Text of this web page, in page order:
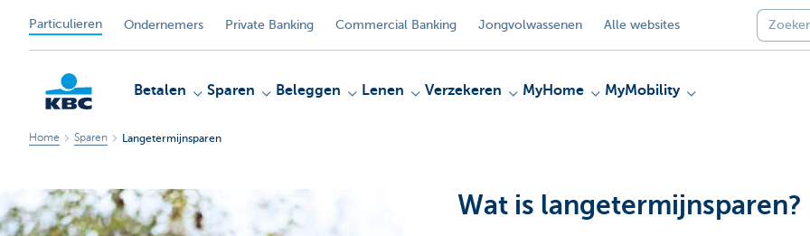
Particulieren Ondernemers Private Banking Commercial Banking Jongvolwassenen Alle websites
KBC
Betalen Sparen Beleggen Lenen Verzekeren MyHome MyMobility
Home Sparen Langetermijnsparen
Wat is langetermijnsparen?